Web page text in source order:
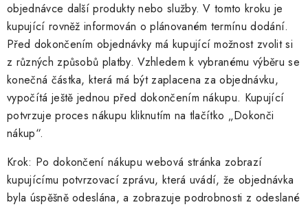
objednávce další produkty nebo služby. V tomto kroku je
kupující rovněž informován o plánovaném termínu dodání.
Před dokončením objednávky má kupující možnost zvolit si
z různých způsobů platby. Vzhledem k vybranému výběru se
konečná částka, která má být zaplacena za objednávku,
vypočítá ještě jednou před dokončením nákupu. Kupující
potvrzuje proces nákupu kliknutím na tlačítko „Dokonči
nákup“.
Krok: Po dokončení nákupu webová stránka zobrazí
kupujícímu potvrzovací zprávu, která uvádí, že objednávka
byla úspěšně odeslána, a zobrazuje podrobnosti z odeslané